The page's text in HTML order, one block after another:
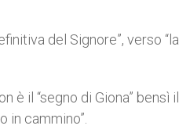
del Signore”, verso “la
è il “segno di Giona” bensì il
in cammino”.